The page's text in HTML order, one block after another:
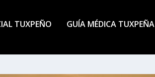
TUXPEÑO GUÍA MÉDICA TUXPEÑA